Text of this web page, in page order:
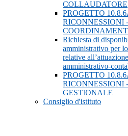
COLLAUDATORE
PROGETTO
RICONNESSIONI
Richiesta di
amministrativo per
relative
amministrativo-
PROGETTO
RICONNESSIONI
GESTIONALE
Consiglio d'istituto